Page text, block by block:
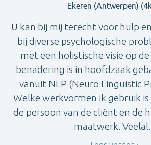
Ekeren (Antwerpen)
U kan bij mij terecht voor hulp
bij diverse psychologische
met een holistische visie op
benadering is in hoofdzaak
vanuit NLP (Neuro Linguistic
Welke werkvormen ik gebruik
de persoon van de cliënt en de
maatwerk.